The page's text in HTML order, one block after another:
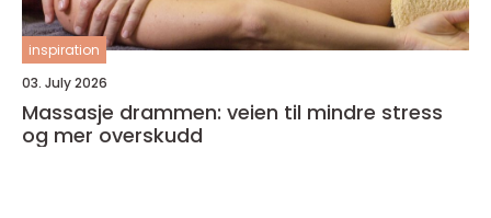
inspiration
03. July 2026
Massasje drammen: veien til mindre stress
og mer overskudd